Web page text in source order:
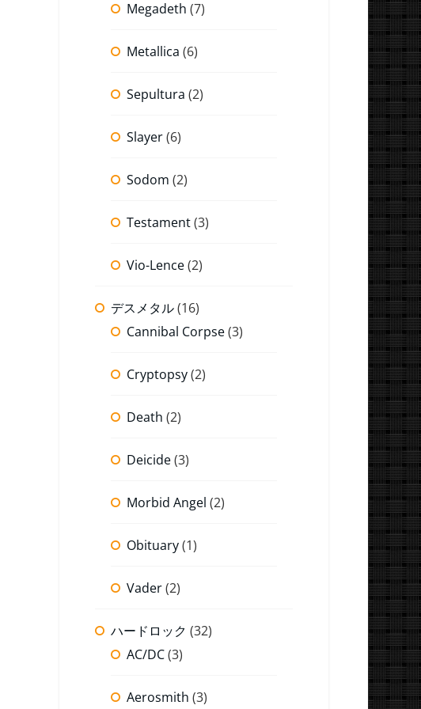
Megadeth (7)
Metallica (6)
Sepultura (2)
Slayer(6)
Sodom (2)
Testament(3)
Vio-Lence(2)
デスメタル(16)
Cannibal Corpse(3)
Cryptopsy(2)
Death (2)
Deicide(3)
Morbid Angel (2)
Obituary(1)
Vader(2)
ハードロック (32)
AC/DC(3)
Aerosmith (3)